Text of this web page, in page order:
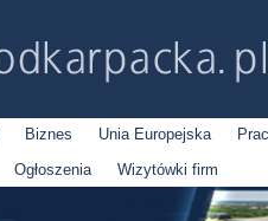
Biznes Unia Europejska
Ogłoszenia Wizytówki firm